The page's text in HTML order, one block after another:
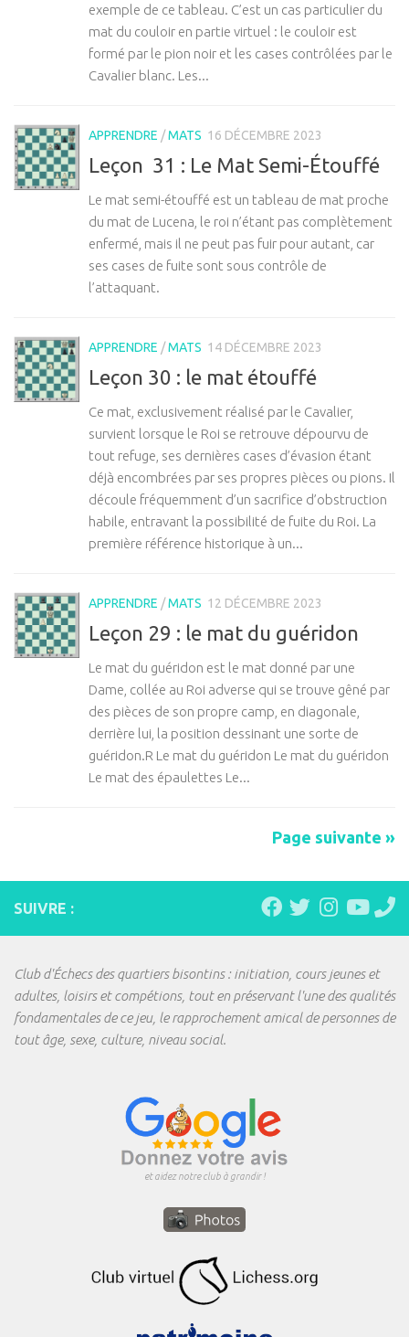
exemple de ce tableau. C’est un cas particulier du
mat du couloir en partie virtuel : le couloir est
formé par le pion noir et les cases contrôlées par le
Cavalier blanc. Les...
APPRENDRE /MATS 16 DÉCEMBRE 2023
Leçon 31 : Le Mat Semi-Étouffé
Le mat semi-étouffé est un tableau de mat proche
du mat de Lucena, le roi n’étant pas complètement
enfermé, mais il ne peut pas fuir pour autant, car
ses cases de fuite sont sous contrôle de
l’attaquant.
APPRENDRE /MATS 14 DÉCEMBRE 2023
Leçon 30 : le mat étouffé
Ce mat, exclusivement réalisé par le Cavalier,
survient lorsque le Roi se retrouve dépourvu de
tout refuge, ses dernières cases d’évasion étant
déjà encombrées par ses propres pièces ou pions. Il
découle fréquemment d’un sacrifice d’obstruction
habile, entravant la possibilité de fuite du Roi. La
première référence historique à un...
APPRENDRE /MATS 12 DÉCEMBRE 2023
Leçon 29 : le mat du guéridon
Le mat du guéridon est le mat donné par une
Dame, collée au Roi adverse qui se trouve gêné par
des pièces de son propre camp, en diagonale,
derrière lui, la position dessinant une sorte de
guéridon.R Le mat du guéridon Le mat du guéridon
Le mat des épaulettes Le...
Page suivante »
SUIVRE :
Club d'Échecs des quartiers bisontins : initiation, cours jeunes et
adultes, loisirs et compétions, tout en préservant l'une des qualités
fondamentales de ce jeu, le rapprochement amical de personnes de
tout âge, sexe, culture, niveau social.
et aidez notre club à grandir !